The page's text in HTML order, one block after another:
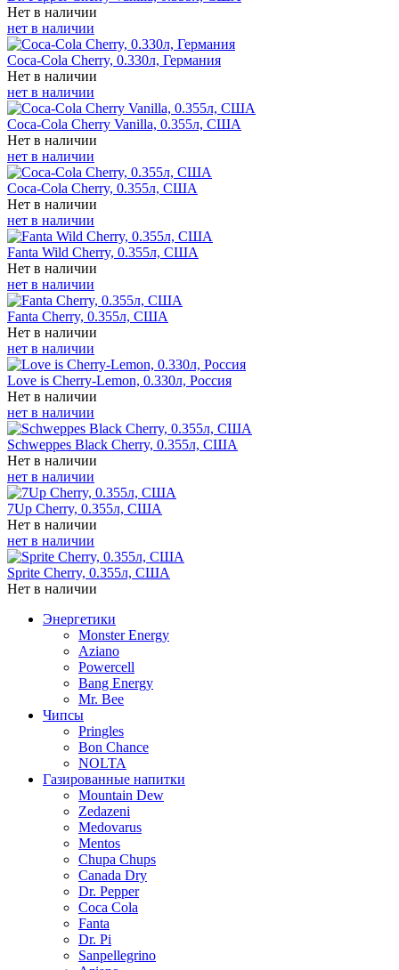
Нет в наличии
нет в наличии
Coca-Cola Cherry, 0.330л, Германия
Нет в наличии
нет в наличии
Coca-Cola Cherry Vanilla, 0.355л, США
Нет в наличии
нет в наличии
Coca-Cola Cherry, 0.355л, США
Нет в наличии
нет в наличии
Fanta Wild Cherry, 0.355л, США
Нет в наличии
нет в наличии
Fanta Cherry, 0.355л, США
Нет в наличии
нет в наличии
Love is Cherry-Lemon, 0.330л, Россия
Нет в наличии
нет в наличии
Schweppes Black Cherry, 0.355л, США
Нет в наличии
нет в наличии
7Up Cherry, 0.355л, США
Нет в наличии
нет в наличии
Sprite Cherry, 0.355л, США
Нет в наличии
Энергетики
Monster Energy
Aziano
Powercell
Bang Energy
Mr. Bee
Чипсы
Pringles
Bon Chance
NOLTA
Газированные напитки
Mountain Dew
Zedazeni
Medovarus
Mentos
Chupa Chups
Canada Dry
Dr. Pepper
Coca Cola
Fanta
Dr. Pi
Sanpellegrino